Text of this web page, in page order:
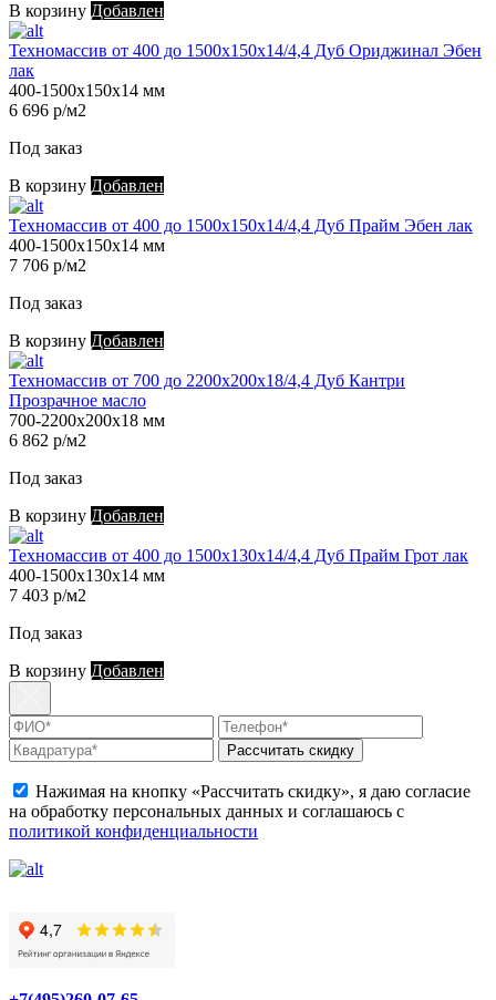
В корзину Добавлен
Техномассив от 400 до 1500х150х14/4,4 Дуб Ориджинал Эбен
лак
400-1500х150х14 мм
6 696 р/м2
Под заказ
В корзину Добавлен
Техномассив от 400 до 1500х150х14/4,4 Дуб Прайм Эбен лак
400-1500х150х14 мм
7 706 р/м2
Под заказ
В корзину Добавлен
Техномассив от 700 до 2200х200х18/4,4 Дуб Кантри
Прозрачное масло
700-2200х200х18 мм
6 862 р/м2
Под заказ
В корзину Добавлен
Техномассив от 400 до 1500х130х14/4,4 Дуб Прайм Грот лак
400-1500х130х14 мм
7 403 р/м2
Под заказ
В корзину Добавлен
Рассчитать скидку
Нажимая на кнопку «Рассчитать скидку», я даю согласие
на обработку персональных данных и соглашаюсь с
политикой конфиденциальности